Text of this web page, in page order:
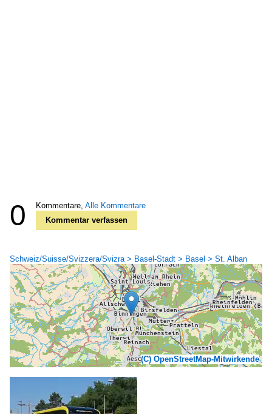
0 Kommentare, Alle Kommentare
Kommentar verfassen
Schweiz/Suisse/Svizzera/Svizra > Basel-Stadt > Basel > St. Alban
(C) OpenStreetMap-Mitwirkende